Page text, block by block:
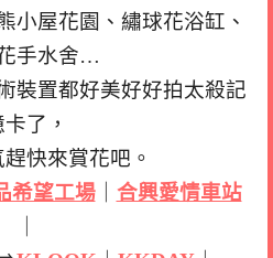
小屋花園、繡球花浴缸、
手水舍…
裝置都好美好好拍太殺記
了，
快來賞花吧。
希望工場｜ 合興愛情車站